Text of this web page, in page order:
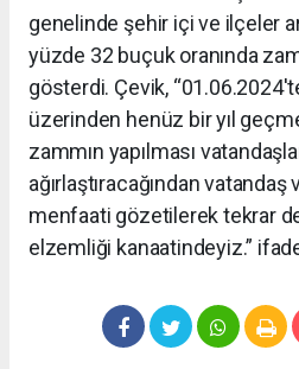
genelinde şehir içi ve ilçeler
yüzde 32 buçuk oranında
gösterdi. Çevik,
üzerinden henüz bir yıl
zammın yapılması
ağırlaştıracağından vatandaş
menfaati gözetilerek tekrar
elzemliği kanaatindeyiz.”